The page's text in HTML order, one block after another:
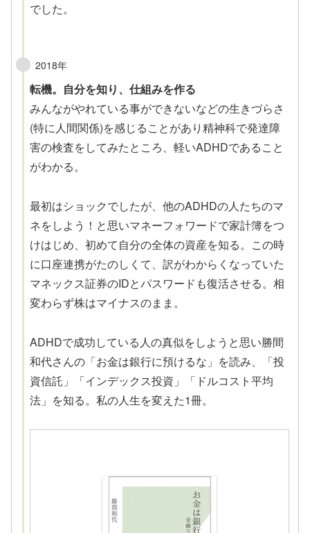
でした。
2018年
転機。自分を知り、仕組みを作る
みんながやれている事ができないなどの生きづらさ
(特に人間関係)を感じることがあり精神科で発達障
害の検査をしてみたところ、軽いADHDであること
がわかる。
最初はショックでしたが、他のADHDの人たちのマ
ネをしよう！と思いマネーフォワードで家計簿をつ
けはじめ、初めて自分の全体の資産を知る。この時
に口座連携がたのしくて、訳がわからくなっていた
マネックス証券のIDとパスワードも復活させる。相
変わらず株はマイナスのまま。
ADHDで成功している人の真似をしようと思い勝間
和代さんの「お金は銀行に預けるな」を読み、「投
資信託」「インデックス投資」「ドルコスト平均
法」を知る。私の人生を変えた1冊。